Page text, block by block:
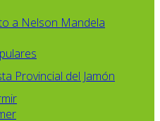
a Nelson Mandela
Provincial del Jamón